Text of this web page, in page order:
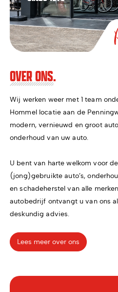
OVER ONS.
Wij werken weer met 1 team
Hommel locatie aan de
modern, vernieuwd en groot
onderhoud van uw auto.
U bent van harte welkom voor
(jong)gebruikte auto’s,
en schadeherstel van alle
autobedrijf ontvangt u van ons
deskundig advies.
Lees meer over ons